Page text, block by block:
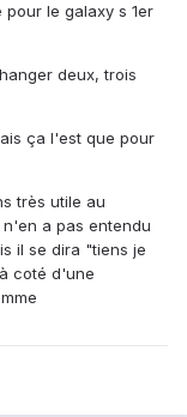
le galaxy s 1er
deux, trois
ça l'est que pour
très utile au
a pas entendu
il se dira "tiens je
coté d'une